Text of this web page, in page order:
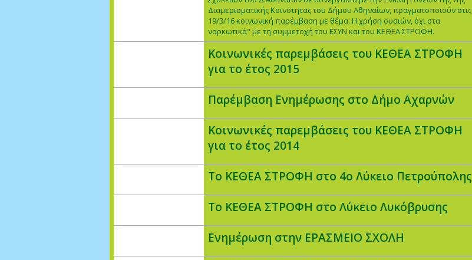
Διαμερισματικής Κοινότητας του Δήμου Αθηναίων, πραγματοποιούν στις
19/3/16 κοινωνική παρέμβαση με θέμα: Η χρήση ουσιών, όχι στα
ναρκωτικά" με τη συμμετοχή του ΕΣΥΝ και του ΚΕΘΕΑ ΣΤΡΟΦΗ.
Κοινωνικές παρεμβάσεις του ΚΕΘΕΑ ΣΤΡΟΦΗ
για το έτος 2015
Παρέμβαση Ενημέρωσης στο Δήμο Αχαρνών
Κοινωνικές παρεμβάσεις του ΚΕΘΕΑ ΣΤΡΟΦΗ
για το έτος 2014
Το ΚΕΘΕΑ ΣΤΡΟΦΗ στο 4ο Λύκειο Πετρούπολης
Το ΚΕΘΕΑ ΣΤΡΟΦΗ στο Λύκειο Λυκόβρυσης
Ενημέρωση στην ΕΡΑΣΜΕΙΟ ΣΧΟΛΗ